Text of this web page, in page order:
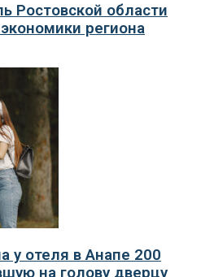
Ростовской области
региона
у отеля в Анапе 200
на голову дверцу